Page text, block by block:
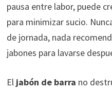
pausa entre labor, puede
para minimizar sucio.
de jornada, nada
jabones para lavarse
El jabón de barra no